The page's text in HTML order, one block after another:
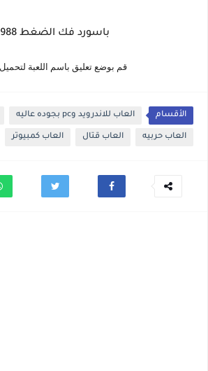
باسورد فك الضغط 9988
قم بوضع تعليق باسم اللعبة
الأقسام العاب للاندرويد وpc بجوده عاليه
العاب حربيه العاب قتال العاب كمبيوتر